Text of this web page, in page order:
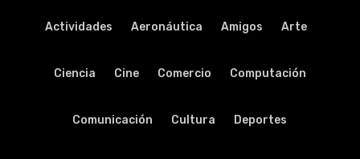
Actividades Aeronáutica Amigos Arte
Ciencia Cine Comercio Computación
Comunicación Cultura Deportes